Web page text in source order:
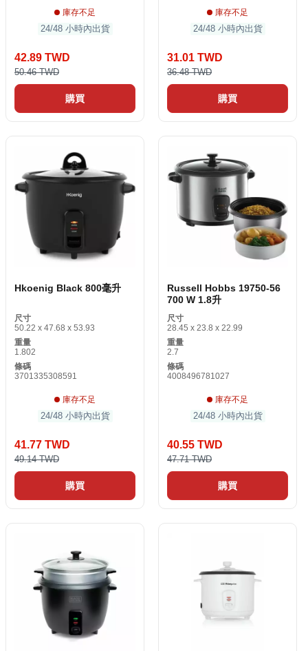
庫存不足
24/48 小時內出貨
42.89 TWD
50.46 TWD
購買
庫存不足
24/48 小時內出貨
31.01 TWD
36.48 TWD
購買
Hkoenig Black 800毫升
尺寸
50.22 x 47.68 x 53.93
重量
1.802
條碼
3701335308591
庫存不足
24/48 小時內出貨
41.77 TWD
49.14 TWD
購買
Russell Hobbs 19750-56
700 W 1.8升
尺寸
28.45 x 23.8 x 22.99
重量
2.7
條碼
4008496781027
庫存不足
24/48 小時內出貨
40.55 TWD
47.71 TWD
購買